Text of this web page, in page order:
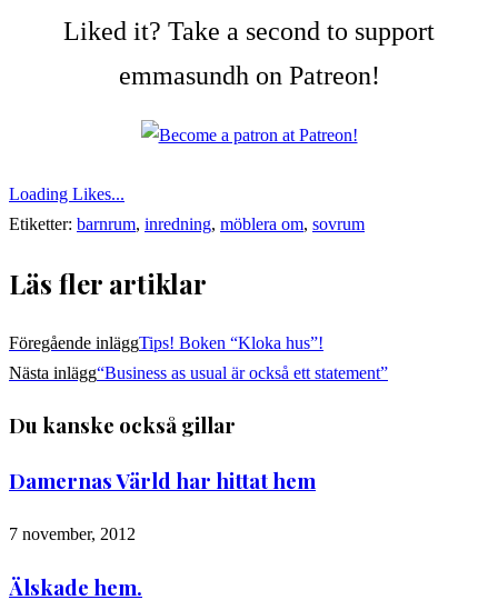
Liked it? Take a second to support
emmasundh on Patreon!
Loading Likes...
Etiketter: barnrum, inredning, möblera om, sovrum
Läs fler artiklar
Föregående inläggTips! Boken “Kloka hus”!
Nästa inlägg“Business as usual är också ett statement”
Du kanske också gillar
Damernas Värld har hittat hem
7 november, 2012
Älskade hem.